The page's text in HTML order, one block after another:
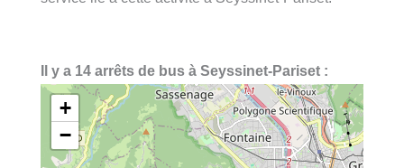
Il y a 14 arrêts de bus à Seyssinet-Pariset :
+
−